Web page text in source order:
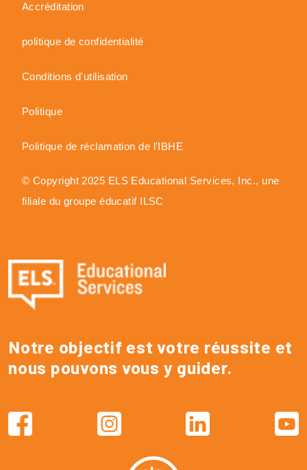
Notre objectif est votre réussite et
nous pouvons vous y guider.
Accréditation
politique de confidentialité
Conditions d'utilisation
Politique
Politique de réclamation de l'IBHE
© Copyright 2025 ELS Educational Services, Inc., une
filiale du groupe éducatif ILSC